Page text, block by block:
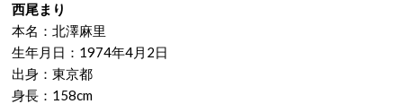
西尾まり
本名：北澤麻里
生年月日：1974年4月2日
出身：東京都
身長：158cm